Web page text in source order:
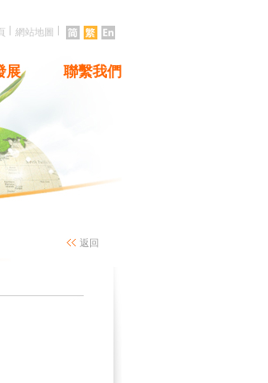
網站地圖
展 聯繫我們
返回